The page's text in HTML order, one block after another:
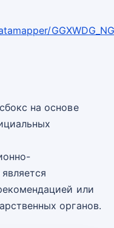
на основе
или
органов.